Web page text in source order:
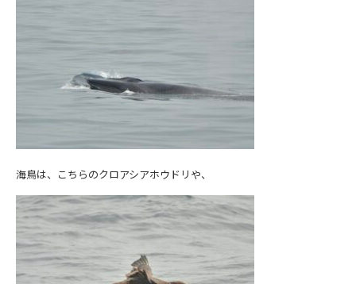
海鳥は、こちらのクロアシアホウドリや、